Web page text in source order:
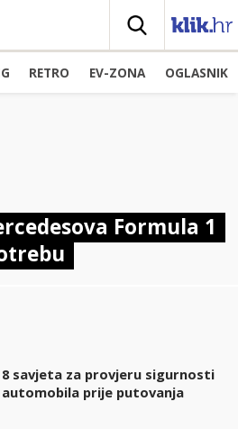
RETRO EV-ZONA OGLASNIK
Formula 1
8 savjeta za provjeru sigurnosti
automobila prije putovanja